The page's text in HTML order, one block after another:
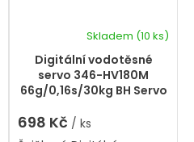
Digitální vodotěsné
servo 346-HV180M
66g/0,16s/30kg BH Servo
Skladem (10 ks)
698 Kč / ks